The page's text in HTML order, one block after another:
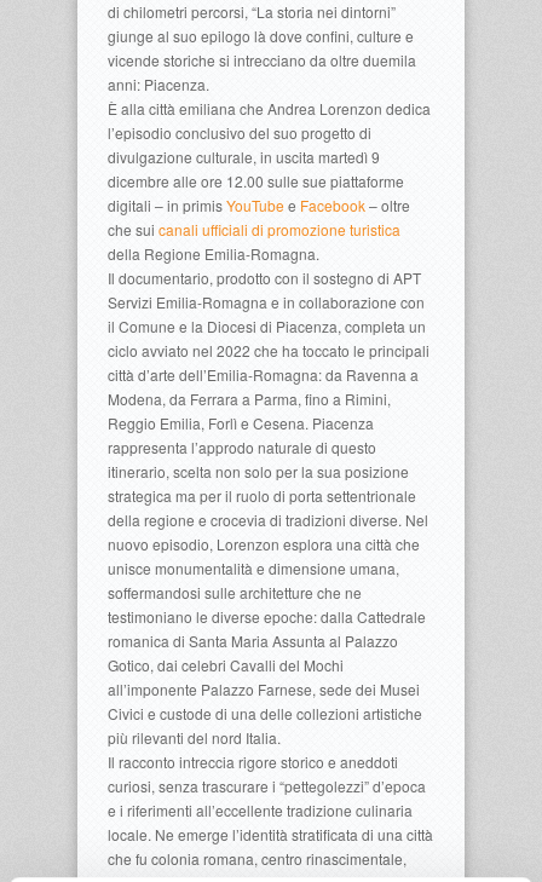
di chilometri percorsi, “La storia nei dintorni”
giunge al suo epilogo là dove confini, culture e
vicende storiche si intrecciano da oltre duemila
anni: Piacenza.
È alla città emiliana che Andrea Lorenzon dedica
l’episodio conclusivo del suo progetto di
divulgazione culturale, in uscita martedì 9
dicembre alle ore 12.00 sulle sue piattaforme
digitali – in primisYouTubee Facebook– oltre
che sui canali ufficiali di promozione turistica
della Regione Emilia-Romagna.
Il documentario, prodotto con il sostegno di APT
Servizi Emilia-Romagna e in collaborazione con
il Comune e la Diocesi di Piacenza, completa un
ciclo avviato nel 2022 che ha toccato le principali
città d’arte dell’Emilia-Romagna: da Ravenna a
Modena, da Ferrara a Parma, fino a Rimini,
Reggio Emilia, Forlì e Cesena. Piacenza
rappresenta l’approdo naturale di questo
itinerario, scelta non solo per la sua posizione
strategica ma per il ruolo di porta settentrionale
della regione e crocevia di tradizioni diverse. Nel
nuovo episodio, Lorenzon esplora una città che
unisce monumentalità e dimensione umana,
soffermandosi sulle architetture che ne
testimoniano le diverse epoche: dalla Cattedrale
romanica di Santa Maria Assunta al Palazzo
Gotico, dai celebri Cavalli del Mochi
all’imponente Palazzo Farnese, sede dei Musei
Civici e custode di una delle collezioni artistiche
più rilevanti del nord Italia.
Il racconto intreccia rigore storico e aneddoti
curiosi, senza trascurare i “pettegolezzi” d’epoca
e i riferimenti all’eccellente tradizione culinaria
locale. Ne emerge l’identità stratificata di una città
che fu colonia romana, centro rinascimentale,